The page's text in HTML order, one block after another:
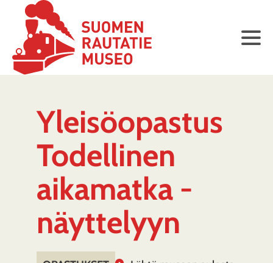
Yleisöopastus
Todellinen
aikamatka -
näyttelyyn